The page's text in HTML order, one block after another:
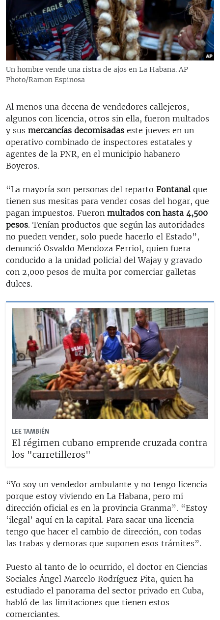
RADIO MARTÍ
ESPECIALES
ESPECIALES
LA REALIDAD DE LA VIVIENDA EN CUBA
SER VIEJO EN CUBA
LOS SANTOS DE HIALEAH
DESINFORMACIÓN RUSA EN AMÉRICA LATINA
LA INVASIÓN DE RUSIA A UCRANIA
MULTIMEDIA
EDITORIALES
Un hombre vende una ristra de ajos en La Habana. AP
Photo/Ramon Espinosa
Al menos una decena de vendedores callejeros,
algunos con licencia, otros sin ella, fueron multados
y sus mercancías decomisadas este jueves en un
operativo combinado de inspectores estatales y
agentes de la PNR, en el municipio habanero
Boyeros.
“La mayoría son personas del reparto Fontanalque
tienen sus mesitas para vender cosas del hogar, que
pagan impuestos. Fueron multados con hasta 4,500
pesos. Tenían productos que según las autoridades
no pueden vender, solo puede hacerlo el Estado”,
denunció Osvaldo Mendoza Ferriol, quien fuera
conducido a la unidad policial del Wajay y gravado
con 2,000 pesos de multa por comerciar galletas
dulces.
LEE TAMBIÉN
El régimen cubano emprende cruzada contra
los "carretilleros"
“Yo soy un vendedor ambulante y no tengo licencia
porque estoy viviendo en La Habana, pero mi
dirección oficial es en la provincia Granma”. “Estoy
‘ilegal’ aquí en la capital. Para sacar una licencia
tengo que hacer el cambio de dirección, con todas
las trabas y demoras que suponen esos trámites”.
Puesto al tanto de lo ocurrido, el doctor en Ciencias
Sociales Ángel Marcelo Rodríguez Pita, quien ha
estudiado el panorama del sector privado en Cuba,
habló de las limitaciones que tienen estos
comerciantes.